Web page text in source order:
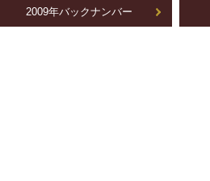
2009年バックナンバー